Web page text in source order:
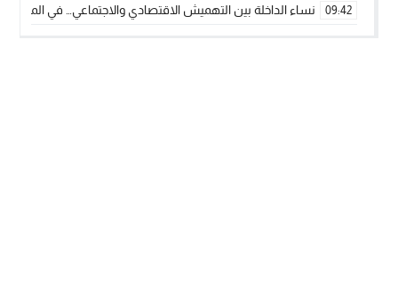
09:42 نساء الداخلة بين التهميش الاقتصادي والاجتماعي… في المؤسسات